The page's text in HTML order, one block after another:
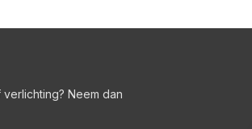
Neem dan